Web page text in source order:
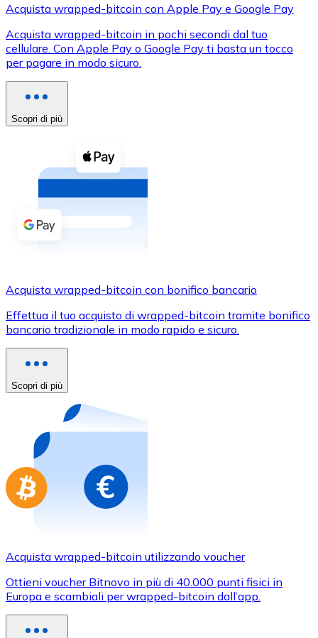
XRP
Acquista criptovalute in contanti e altri mezzi di
Bonifico SEPA
Aggiungi fondi al tuo conto Bitnovo o fai acquisti
Carta di credito / debito
Usa le carte Visa e Mastercard per acquistare
Acquista con carta
Negozio - Carte regalo
Nuovo
Acquista gift card dei tuoi marchi preferiti con
Vai al negozio di carte regalo
Acquista wrapped-bitcoin con Apple Pay e Google Pay
Acquista wrapped-bitcoin in pochi secondi dal tuo
cellulare. Con Apple Pay o Google Pay ti basta un tocco
per pagare in modo sicuro.
Scopri di più
Acquista wrapped-bitcoin con bonifico bancario
Effettua il tuo acquisto di wrapped-bitcoin tramite bonifico
bancario tradizionale in modo rapido e sicuro.
Scopri di più
Acquista wrapped-bitcoin utilizzando voucher
Ottieni voucher Bitnovo in più di 40.000 punti fisici in
Europa e scambiali per wrapped-bitcoin dall’app.